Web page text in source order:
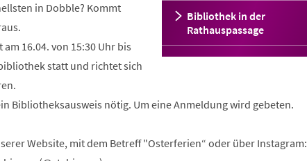
Bibliothek in der
Rathauspassage
in Dobble? Kommt
16.04. von 15:30 Uhr bis
statt und richtet sich
Bibliotheksausweis nötig. Um eine Anmeldung wird gebeten.
Website, mit dem Betreff "Osterferien“ oder über Instagram: